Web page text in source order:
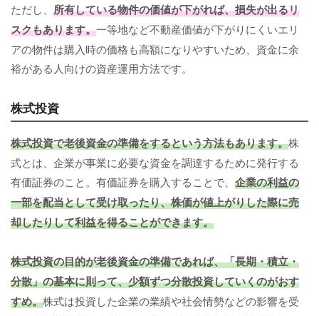
ただし、 所有している物件の価値が下がれば、損失が出るリ
スクもあります。一等地など不動産価値が下がりにくいエリ
アの物件は購入時の価格も高額になりやすいため、資金に余
裕がある人向けの資産運用方法です。
株式投資
株式投資で老後資金の準備をするという方法もあります。株
式とは、企業が事業に必要な資金を調達するために発行する
有価証券のこと。有価証券を購入することで、 企業の利益の
一部を配当として受け取ったり、株価が値上がりした際に売
却したりして利益を得ることができます。
株式投資の目的が老後資金の準備であれば、「長期・積立・
分散」の基本に則って、少額ずつ分散投資していくのがおす
すめ。株式は投資した企業の業績や社会情勢などの影響を受